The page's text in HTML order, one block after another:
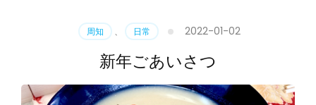
周知 、 日常 2022-01-02
新年ごあいさつ